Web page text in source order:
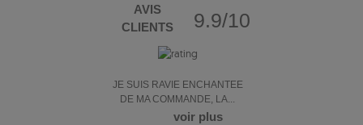
AVIS
CLIENTS
9.9/10
JE SUIS RAVIE ENCHANTEE
DE MA COMMANDE, LA...
voir plus